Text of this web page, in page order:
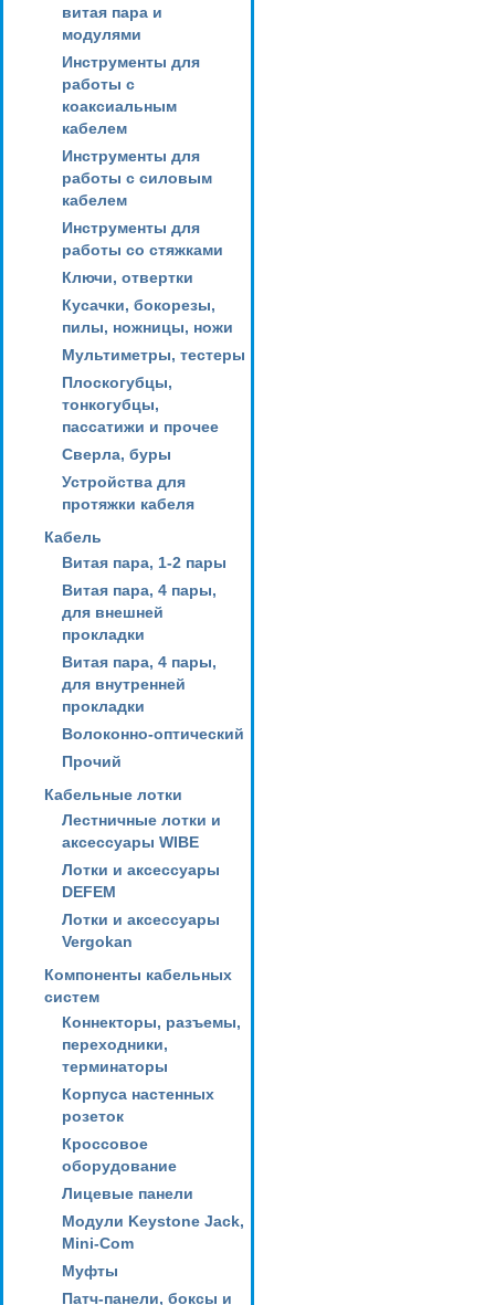
витая пара и
модулями
Инструменты для
работы с
коаксиальным
кабелем
Инструменты для
работы с силовым
кабелем
Инструменты для
работы со стяжками
Ключи, отвертки
Кусачки, бокорезы,
пилы, ножницы, ножи
Мультиметры, тестеры
Плоскогубцы,
тонкогубцы,
пассатижи и прочее
Сверла, буры
Устройства для
протяжки кабеля
Кабель
Витая пара, 1-2 пары
Витая пара, 4 пары,
для внешней
прокладки
Витая пара, 4 пары,
для внутренней
прокладки
Волоконно-оптический
Прочий
Кабельные лотки
Лестничные лотки и
аксессуары WIBE
Лотки и аксессуары
DEFEM
Лотки и аксессуары
Vergokan
Компоненты кабельных
систем
Коннекторы, разъемы,
переходники,
терминаторы
Корпуса настенных
розеток
Кроссовое
оборудование
Лицевые панели
Модули Keystone Jack,
Mini-Com
Муфты
Патч-панели, боксы и